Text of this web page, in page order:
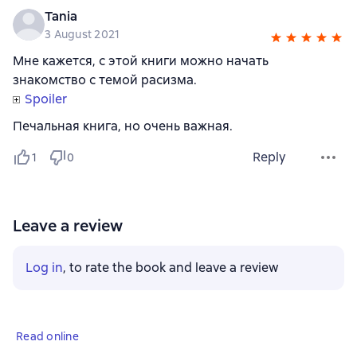
Tania
3 August 2021
Мне кажется, с этой книги можно начать
знакомство с темой расизма.
Spoiler
Печальная книга, но очень важная.
1 0 Reply
Leave a review
Log in, to rate the book and leave a review
Read online